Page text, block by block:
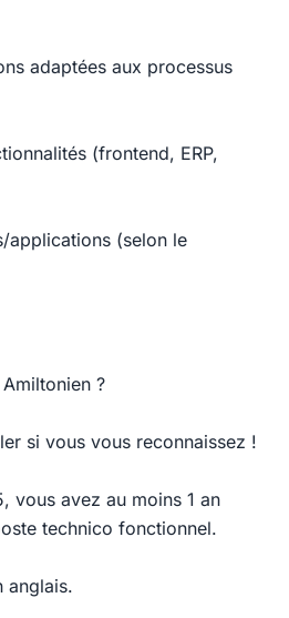
adaptées aux processus
(frontend, ERP,
applications (selon le
?
si vous vous reconnaissez !
vous avez au moins 1 an
technico fonctionnel.
anglais.